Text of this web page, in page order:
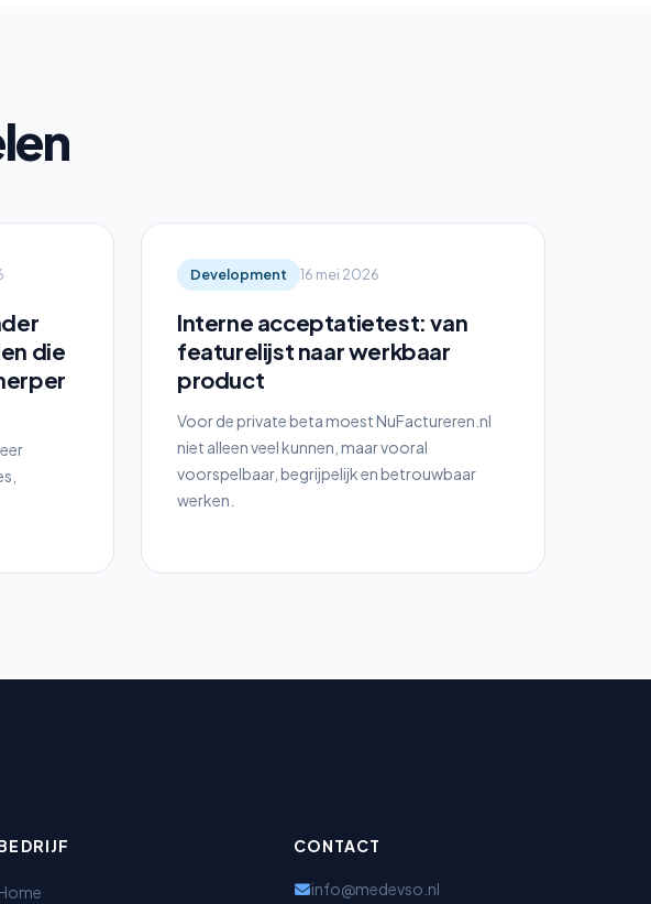
die
Development 16 mei 2026
Interne acceptatietest: van
featurelijst naar werkbaar
product
Voor de private beta moest NuFactureren.nl
niet alleen veel kunnen, maar vooral
voorspelbaar, begrijpelijk en betrouwbaar
werken.
CONTACT
info@medevso.nl